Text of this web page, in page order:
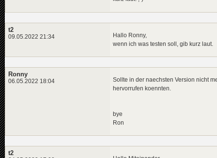
t2
09.05.2022 21:34
Hallo Ronny,
wenn ich was testen soll, gib kurz laut.
Ronny
06.05.2022 18:04
Sollte in der naechsten Version nicht
hervorrufen koennten.
bye
Ron
t2